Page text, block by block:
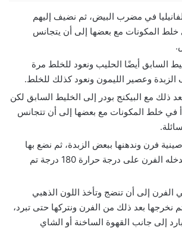
في مضرب البيض، ثم نضيف إليهم
خلط المكونات مع بعضها إلى أن يتجانس
السابق أيضًا الحليب ونعود للخلط مرة
وعصير الليمون ونعود كذلك للخلط.
ذلك مع البيكنج بودر إلى الخليط السابق لكن
في خلط المكونات مع بعضها إلى أن تتجانس
فرن وندهنها ببعض الزبدة، ثم نضع بها
خليط الكيكة وندخله الفرن على درجة حرارة 180 درجة تم
الفرن إلى أن تنضج وتأخذ اللون الذهبي
نخرجها بعد ذلك من الفرن ونتركها حتى تبرد،
إلى جانب القهوة الساخنة أو الشاي